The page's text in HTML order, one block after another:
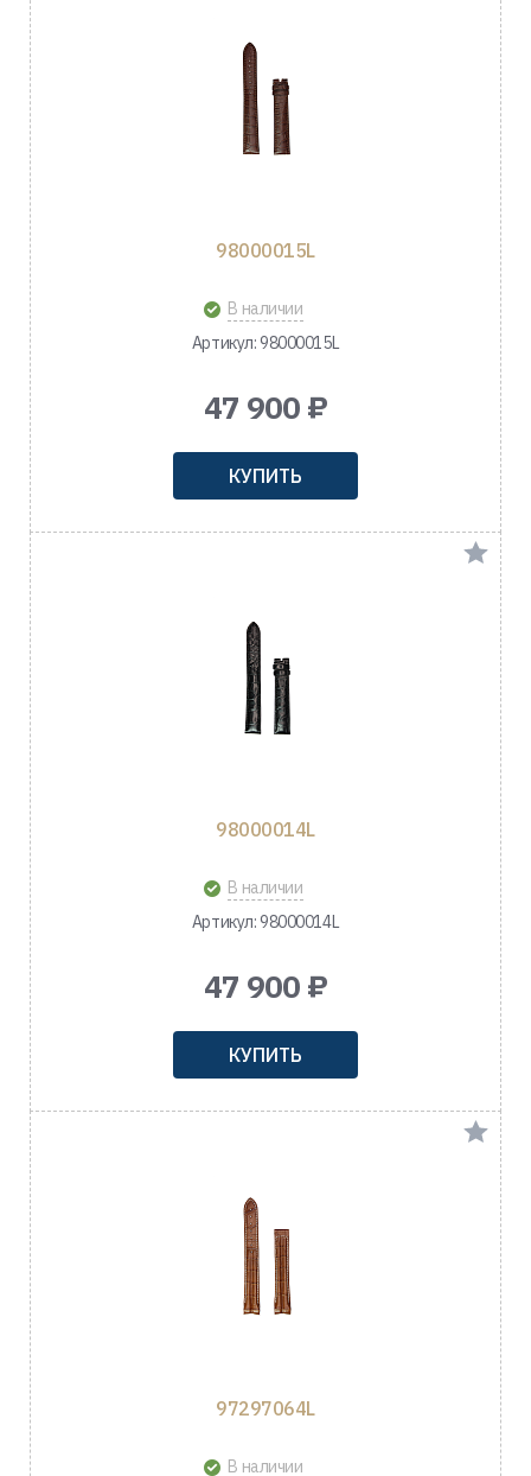
98000015L
В наличии
Артикул: 98000015L
47 900 ₽
КУПИТЬ
98000014L
В наличии
Артикул: 98000014L
47 900 ₽
КУПИТЬ
97297064L
В наличии